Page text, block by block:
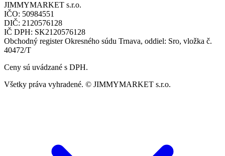
JIMMYMARKET s.r.o.
IČO: 50984551
DIČ: 2120576128
IČ DPH: SK2120576128
Obchodný register Okresného súdu Trnava, oddiel: Sro, vložka č.
40472/T
Ceny sú uvádzané s DPH.
Všetky práva vyhradené. © JIMMYMARKET s.r.o.